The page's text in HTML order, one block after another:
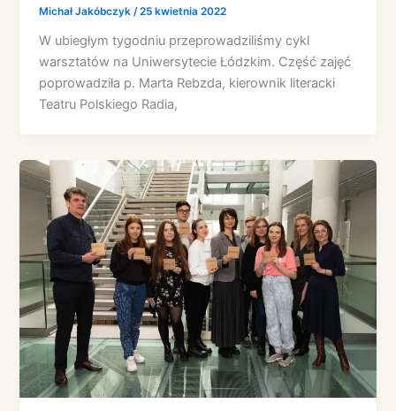
Michał Jakóbczyk/25 kwietnia 2022
W ubiegłym tygodniu przeprowadziliśmy cykl
warsztatów na Uniwersytecie Łódzkim. Część zajęć
poprowadziła p. Marta Rebzda, kierownik literacki
Teatru Polskiego Radia,